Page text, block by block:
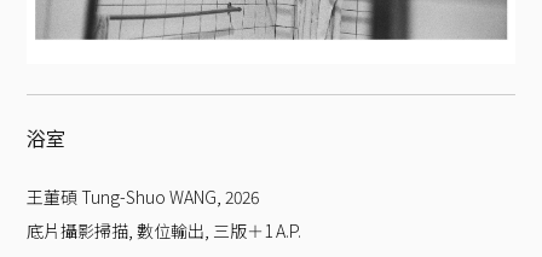
浴室
王董碩 Tung-Shuo WANG, 2026
底片攝影掃描, 數位輸出, 三版＋1 A.P.